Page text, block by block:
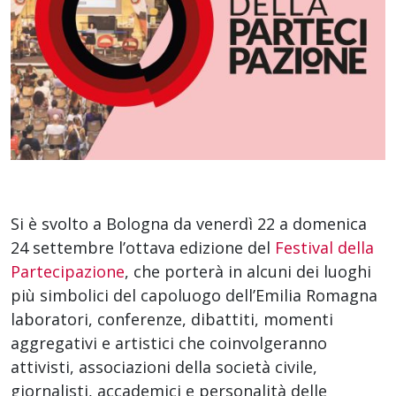
Si è svolto a Bologna da venerdì 22 a domenica
24 settembre l’ottava edizione del Festival della
Partecipazione, che porterà in alcuni dei luoghi
più simbolici del capoluogo dell’Emilia Romagna
laboratori, conferenze, dibattiti, momenti
aggregativi e artistici che coinvolgeranno
attivisti, associazioni della società civile,
giornalisti, accademici e personalità delle